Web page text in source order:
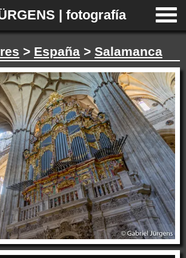
| fotografía
> España > Salamanca